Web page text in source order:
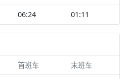
06:24 01:11
首班车 末班车